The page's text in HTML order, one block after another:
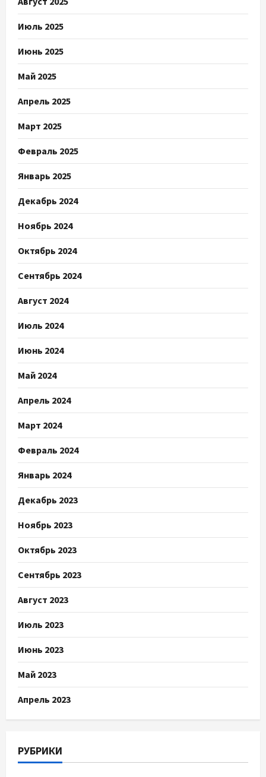
Июль 2025
Июнь 2025
Май 2025
Апрель 2025
Март 2025
Февраль 2025
Январь 2025
Декабрь 2024
Ноябрь 2024
Октябрь 2024
Сентябрь 2024
Август 2024
Июль 2024
Июнь 2024
Май 2024
Апрель 2024
Март 2024
Февраль 2024
Январь 2024
Декабрь 2023
Ноябрь 2023
Октябрь 2023
Сентябрь 2023
Август 2023
Июль 2023
Июнь 2023
Май 2023
Апрель 2023
РУБРИКИ